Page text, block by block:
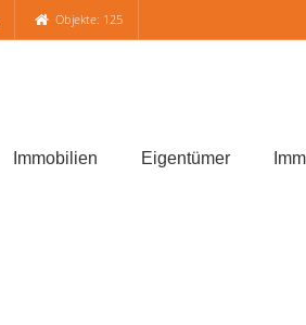
Objekte: 125
Immobilien Eigentümer